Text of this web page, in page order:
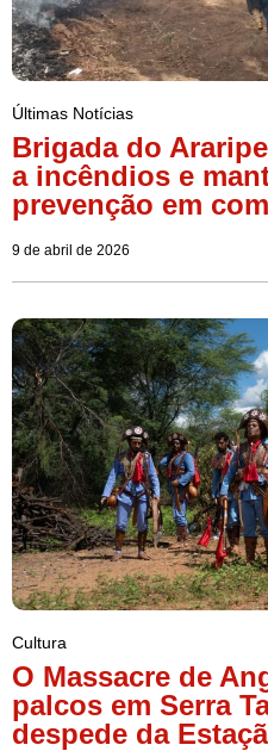
Últimas Notícias
Brigada do
a incêndios e
prevenção em
9 de abril de 2026
Cultura
O Massacre de
palcos em Serra
despede da